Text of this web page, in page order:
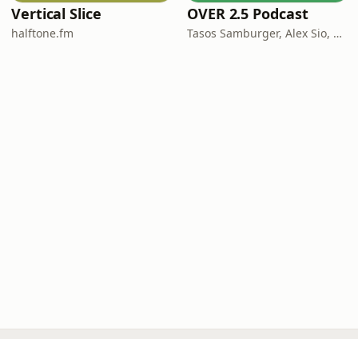
Vertical Slice
halftone.fm
OVER 2.5 Podcast
Tasos Samburger, Alex Sio, Monkey Bros